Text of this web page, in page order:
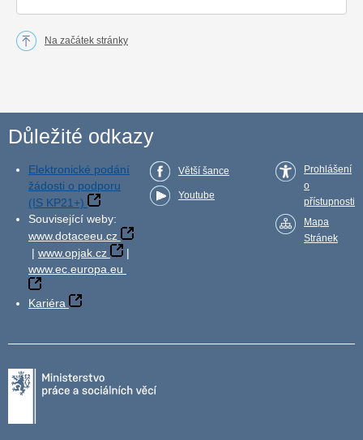
Na začátek stránky
Důležité odkazy
Elektronické podání
žádosti o podporu
(IS KP21+)
Související weby:
www.dotaceeu.cz
| www.opjak.cz
|
www.ec.europa.eu
Kariéra
Větší šance
Youtube
Prohlášení
o
přístupnosti
Mapa
Stránek